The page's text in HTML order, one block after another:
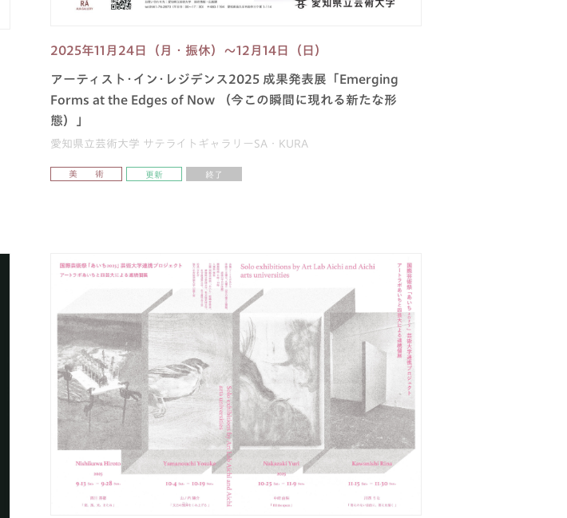
2025年11月24日（月・振休）〜12月14日（日）
アーティスト･イン･レジデンス2025 成果発表展「Emerging
Forms at the Edges of Now （今この瞬間に現れる新たな形
態）」
愛知県立芸術大学 サテライトギャラリーSA・KURA
美 術 更新 終了